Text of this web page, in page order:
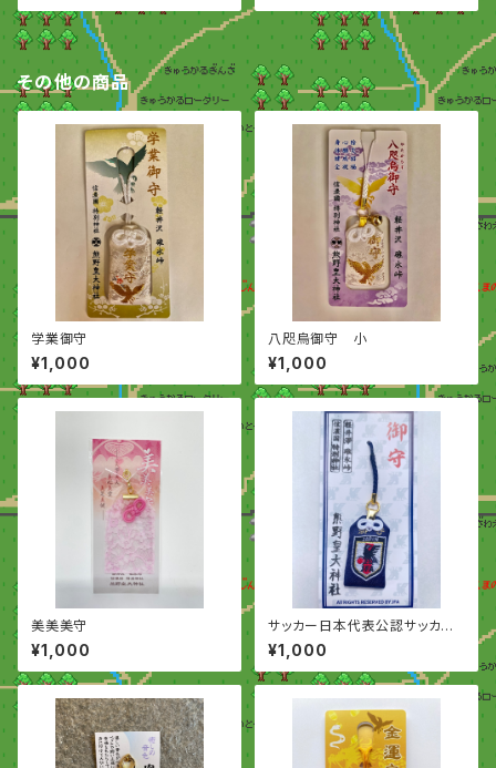
その他の商品
学業御守
¥1,000
八咫烏御守 小
¥1,000
美美美守
¥1,000
サッカー日本代表公認サッカー
守り
¥1,000